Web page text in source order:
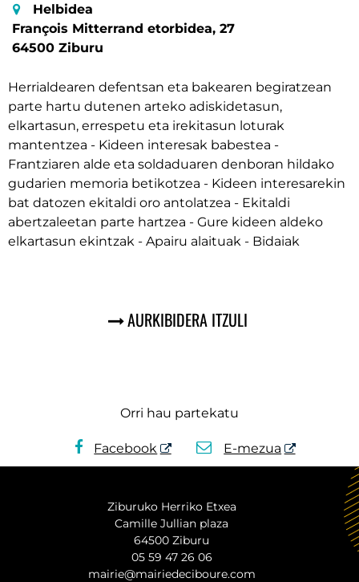
Helbidea
François Mitterrand etorbidea, 27
64500 Ziburu
Herrialdearen defentsan eta bakearen begiratzean
parte hartu dutenen arteko adiskidetasun,
elkartasun, errespetu eta irekitasun loturak
mantentzea - Kideen interesak babestea -
Frantziaren alde eta soldaduaren denboran hildako
gudarien memoria betikotzea - Kideen interesarekin
bat datozen ekitaldi oro antolatzea - Ekitaldi
abertzaleetan parte hartzea - Gure kideen aldeko
elkartasun ekintzak - Apairu alaituak - Bidaiak
AURKIBIDERA ITZULI
Orri hau partekatu
Facebook E-mezua
Ziburuko Herriko Etxea
Camille Jullian plaza
64500 Ziburu
05 59 47 26 06
mairie@mairiedeciboure.com